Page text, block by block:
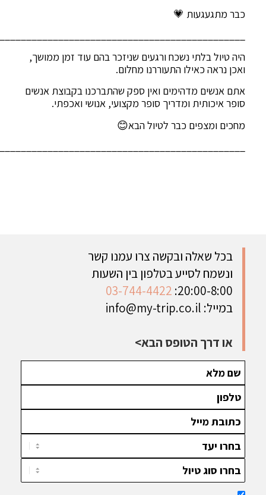
כבר מתגעגעות 💗
היה טיול בלתי נשכח ורגעים שניזכר בהם עוד זמן ממושך,
ואכן נראה כאילו התעוררנו מחלום.
אתם אנשים מדהימים ואין ספק שהתברכנו בקבוצת אנשים
סופר איכותית ומדריך סופר מקצועי, אנושי ואכפתי.
מחכים ומצפים כבר לטיול הבא😊
בכל שאלה ובקשה צרו עמנו קשר
ונשמח לסייע בטלפון בין השעות
20:00-8:00:
03-744-4422
במייל: info@my-trip.co.il
או דרך הטופס הבא>